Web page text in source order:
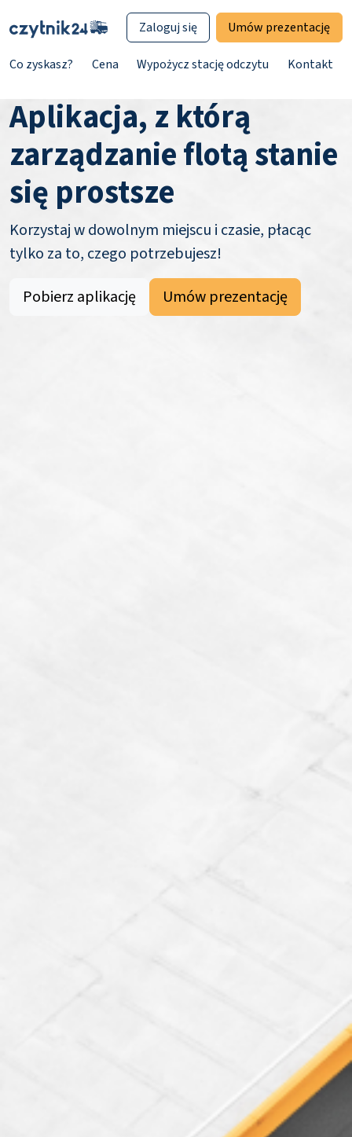
Co zyskasz? Cena Wypożycz stację odczytu Kontakt
Zaloguj się Umów prezentację
Aplikacja, z którą
zarządzanie flotą stanie
się prostsze
Korzystaj w dowolnym miejscu i czasie, płacąc
tylko za to, czego potrzebujesz!
Pobierz aplikację
Umów prezentację